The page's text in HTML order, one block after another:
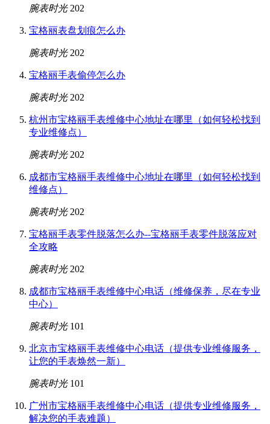
腕表时光 202
宝格丽表盘划痕怎么办
腕表时光 202
宝格丽手表偷停怎么办
腕表时光 202
杭州市宝格丽手表维修中心地址在哪里（如何轻松找到
专业维修点）
腕表时光 202
成都市宝格丽手表维修中心地址在哪里（如何轻松找到
维修点）
腕表时光 202
宝格丽手表零件脱落怎么办--宝格丽手表零件脱落应对
全攻略
腕表时光 202
成都市宝格丽手表维修中心电话（维修保养，尽在专业
中心）
腕表时光 101
北京市宝格丽手表维修中心电话（提供专业维修服务，
让您的手表焕然一新）
腕表时光 101
广州市宝格丽手表维修中心电话（提供专业维修服务，
解决您的手表难题）